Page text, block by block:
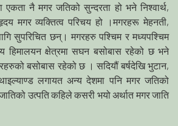
एकता नै मगर जतिको सुन्दरता हो भने निश्वार्थ,
मगर व्यक्तित्व परिचय हो ।मगरहरू मेहनती,
लागि सुपरिचित छन्। मगरहरु पश्चिम र मध्यपश्चिम
हिमालयन क्षेत्रमा सघन बसोबास रहेको छ भने
बसोबास रहेको छ । सदियौं बर्षदेखि भुटान,
लगायत अन्य देशमा पनि मगर जतिको
उत्पति कहिले कसरी भयो अर्थात मगर जाति